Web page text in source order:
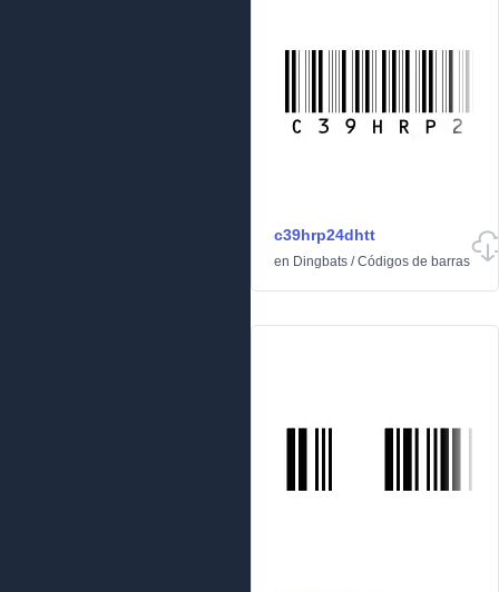
c39hrp24dhtt
en Dingbats /Códigos de barras